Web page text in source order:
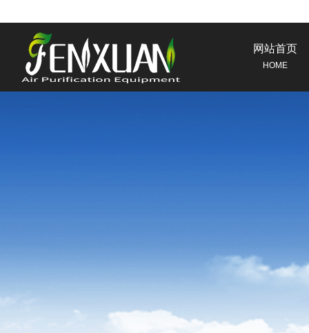
网站首页
HOME